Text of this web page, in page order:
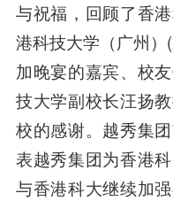
与祝福，回顾了香
港科技大学（广州
加晚宴的嘉宾、校
技大学副校长汪扬
校的感谢。越秀集
表越秀集团为香港
与香港科大继续加